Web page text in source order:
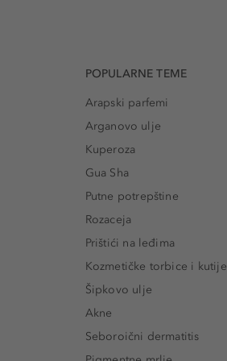
POPULARNE TEME
Arapski parfemi
Arganovo ulje
Kuperoza
Gua Sha
Putne potrepštine
Rozaceja
Prištići na leđima
Kozmetičke torbice i kutije
Šipkovo ulje
Akne
Seboroični dermatitis